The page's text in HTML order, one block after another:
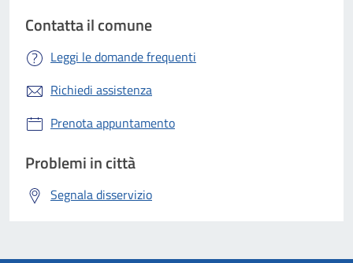
Contatta il comune
Leggi le domande frequenti
Richiedi assistenza
Prenota appuntamento
Problemi in città
Segnala disservizio